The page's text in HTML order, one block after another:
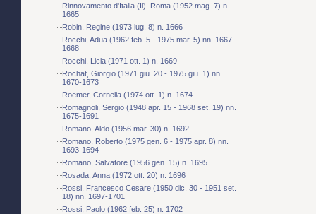
Rinnovamento d'Italia (Il). Roma (1952 mag. 7) n.
1665
Robin, Regine (1973 lug. 8) n. 1666
Rocchi, Adua (1962 feb. 5 - 1975 mar. 5) nn. 1667-
1668
Rocchi, Licia (1971 ott. 1) n. 1669
Rochat, Giorgio (1971 giu. 20 - 1975 giu. 1) nn.
1670-1673
Roemer, Cornelia (1974 ott. 1) n. 1674
Romagnoli, Sergio (1948 apr. 15 - 1968 set. 19) nn.
1675-1691
Romano, Aldo (1956 mar. 30) n. 1692
Romano, Roberto (1975 gen. 6 - 1975 apr. 8) nn.
1693-1694
Romano, Salvatore (1956 gen. 15) n. 1695
Rosada, Anna (1972 ott. 20) n. 1696
Rossi, Francesco Cesare (1950 dic. 30 - 1951 set.
18) nn. 1697-1701
Rossi, Paolo (1962 feb. 25) n. 1702